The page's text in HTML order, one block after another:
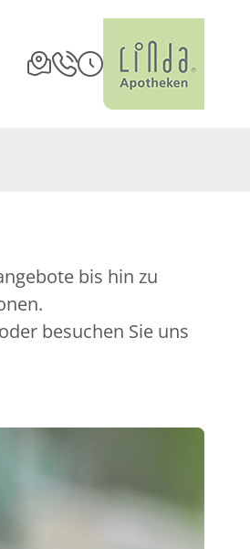
besuchen Sie uns